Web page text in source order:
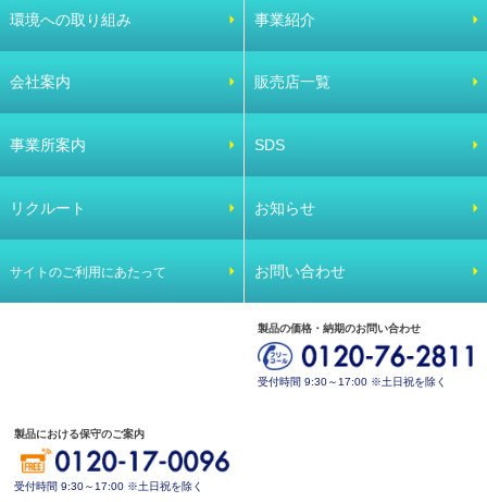
環境への取り組み 事業紹介
会社案内 販売店一覧
事業所案内 SDS
リクルート お知らせ
サイトのご利用にあたって お問い合わせ
製品の価格・納期のお問い合わせ
受付時間 9:30～17:00 ※土日祝を除く
製品における保守のご案内
受付時間 9:30～17:00 ※土日祝を除く